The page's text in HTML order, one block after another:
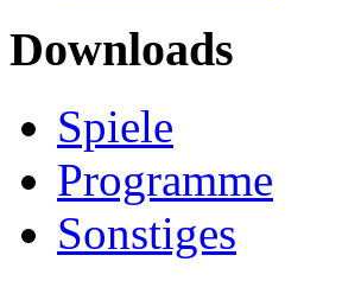
Downloads
Spiele
Programme
Sonstiges